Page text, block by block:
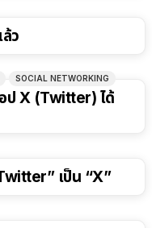
ว
SOCIAL NETWORKING
ป X (Twitter) ได้
เป็น “X”